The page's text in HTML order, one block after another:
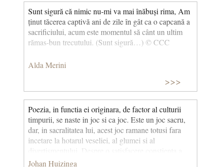
Sunt sigură că nimic nu-mi va mai înăbuși rima, Am
ținut tăcerea captivă ani de zile în gât ca o capcană a
sacrificiului, acum este momentul să cânt un ultim
rămas-bun trecutului. (Sunt sigură…) © CCC
Alda Merini
>>>
Poezia, in functia ei originara, de factor al culturii
timpurii, se naste in joc si ca joc. Este un joc sacru,
dar, in sacralitatea lui, acest joc ramane totusi fara
incetare la hotarul veseliei, al glumei si al
divertismentului. Despre o satisfacere constienta a
nevoii de frumusete nu este inca, multa vreme, vorba.
Johan Huizinga